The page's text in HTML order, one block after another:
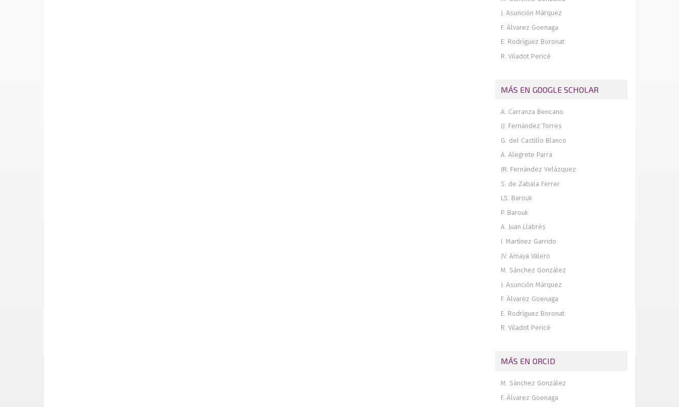
J. Asunción Márquez
F. Álvarez Goenaga
E. Rodríguez Boronat
R. Viladot Pericé
MÁS EN GOOGLE SCHOLAR
A. Carranza Bencano
JJ. Fernández Torres
G. del Castillo Blanco
A. Alegrete Parra
JR. Fernández Velázquez
S. de Zabala Ferrer
LS. Barouk
P. Barouk
A. Juan Llabrés
I. Martínez Garrido
JV. Amaya Valero
M. Sánchez González
J. Asunción Márquez
F. Álvarez Goenaga
E. Rodríguez Boronat
R. Viladot Pericé
MÁS EN ORCID
M. Sánchez González
F. Álvarez Goenaga